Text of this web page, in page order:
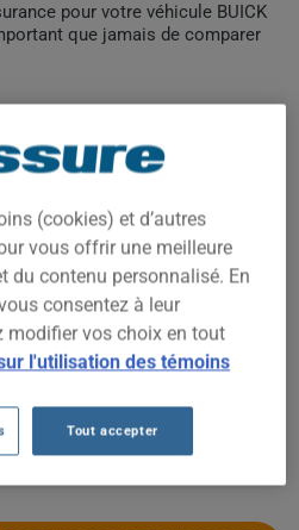
pour votre véhicule BUICK
que jamais de comparer
(cookies) et d’autres
vous offrir une meilleure
du contenu personnalisé. En
consentez à leur
modifier vos choix en tout
l'utilisation des témoins
Tout accepter